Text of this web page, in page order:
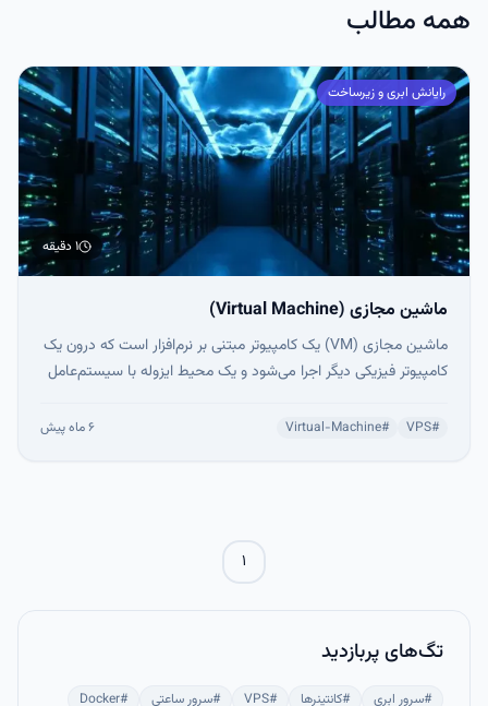
همه مطالب
رایانش ابری و زیرساخت
۱ دقیقه
ماشین مجازی (Virtual Machine)
ماشین مجازی (VM) یک کامپیوتر مبتنی بر نرم‌افزار است که درون یک
کامپیوتر فیزیکی دیگر اجرا می‌شود و یک محیط ایزوله با سیستم‌عامل
#
VPS
#
Virtual-Machine ۶ ماه پیش
۱
تگ‌های پربازدید
#سرور ابری #کانتینرها #
VPS
#سرور ساعتی #
Docker